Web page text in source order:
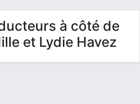
à côté de
et Lydie Havez